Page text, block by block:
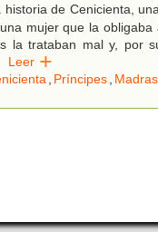
historia de Cenicienta,
mujer que la
la trataban mal y, por
Leer
, Príncipes,